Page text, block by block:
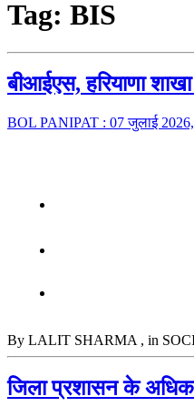
Tag: BIS
बीआईएस, हरियाणा शाखा
BOL PANIPAT : 07 जुलाई 2026,
By LALIT SHARMA , in
जिला प्रशासन के